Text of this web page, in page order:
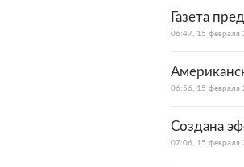
Газета
06:47, 15 февраля
06:56, 15 февраля
Создана
07:06, 15 февраля